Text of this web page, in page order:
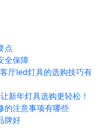
点
全保障
厅led灯具的选购技巧有
新年灯具选购更轻松！
的注意事项有哪些
牌好